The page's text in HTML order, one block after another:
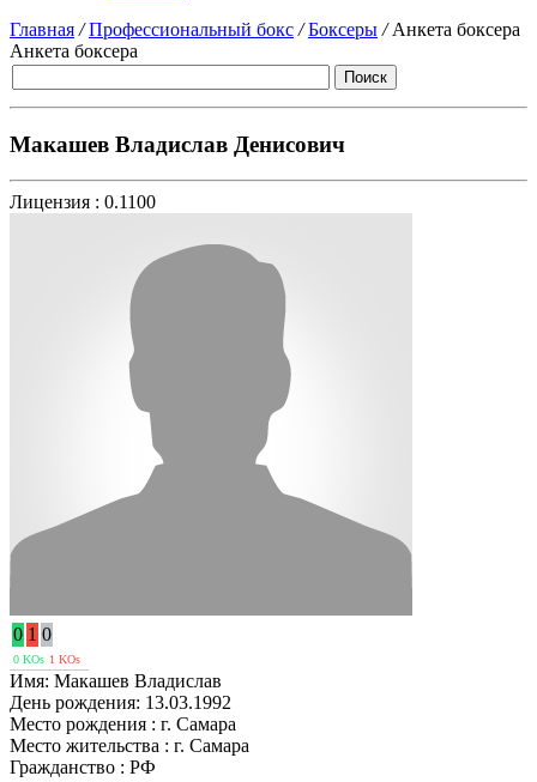
Главная / Профессиональный бокс / Боксеры /Анкета боксера
Анкета боксера
Макашев Владислав Денисович
Лицензия : 0.1100
0 1 0
0 KOs 1 KOs
Имя: Макашев Владислав
День рождения: 13.03.1992
Место рождения : г. Самара
Место жительства : г. Самара
Гражданство : РФ